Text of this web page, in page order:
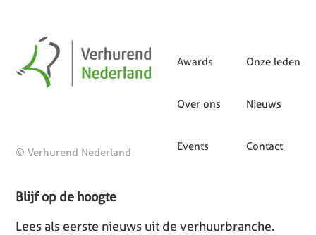
© Verhurend Nederland
Awards
Over ons
Events
Onze leden
Nieuws
Contact
Blijf op de hoogte
Lees als eerste nieuws uit de verhuurbranche.